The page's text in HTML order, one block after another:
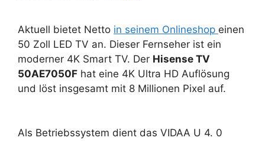
Aktuell bietet Netto in seinem Onlineshop einen
50 Zoll LED TV an. Dieser Fernseher ist ein
moderner 4K Smart TV. Der Hisense TV
50AE7050F hat eine 4K Ultra HD Auflösung
und löst insgesamt mit 8 Millionen Pixel auf.
Als Betriebssystem dient das VIDAA U 4. 0